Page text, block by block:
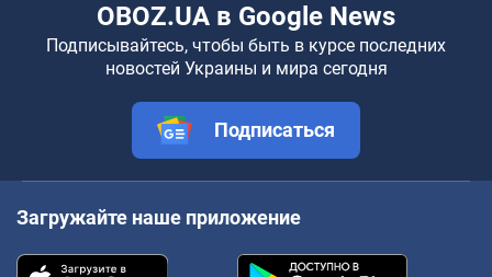
OBOZ.UA в Google News
Подписывайтесь, чтобы быть в курсе последних
новостей Украины и мира сегодня
Подписаться
Загружайте наше приложение